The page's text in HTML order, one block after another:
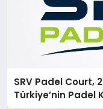
SRV Padel Court,
Türkiye’nin Padel